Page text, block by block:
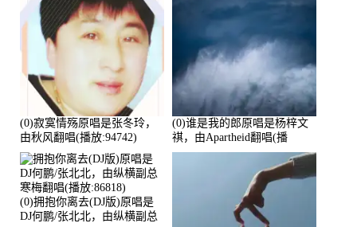
(0)寂寞情殇原唱是张冬玲，
由秋风翻唱(播放:94742)
(0)谁是我的郎原唱是杨梓文
祺，由Apartheid翻唱(播
放:94178)
(0)拥抱你离去(DJ版)原唱是
DJ何鹏/张北北，由纵横副总